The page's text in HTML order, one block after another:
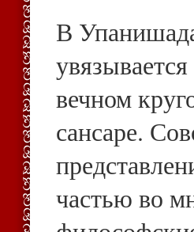
В
вечном
сансаре.
частью во